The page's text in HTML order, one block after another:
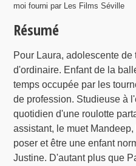
moi fourni par Les Films Séville
Résumé
Pour Laura, adolescente
d'ordinaire. Enfant de la
temps occupée par les
de profession. Studieuse à
quotidien d'une roulotte
assistant, le muet
poser et être une enfant
Justine. D'autant plus que